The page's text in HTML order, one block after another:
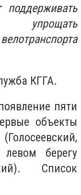
поддерживать
упрощать
КГГА.
пяти
объекты
берегу
Список